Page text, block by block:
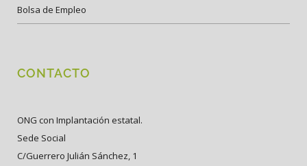
Bolsa de Empleo
CONTACTO
ONG con Implantación estatal.
Sede Social
C/Guerrero Julián Sánchez, 1